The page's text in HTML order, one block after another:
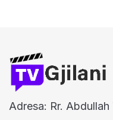
Adresa: Rr.